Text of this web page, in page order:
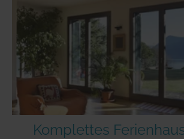
Komplettes